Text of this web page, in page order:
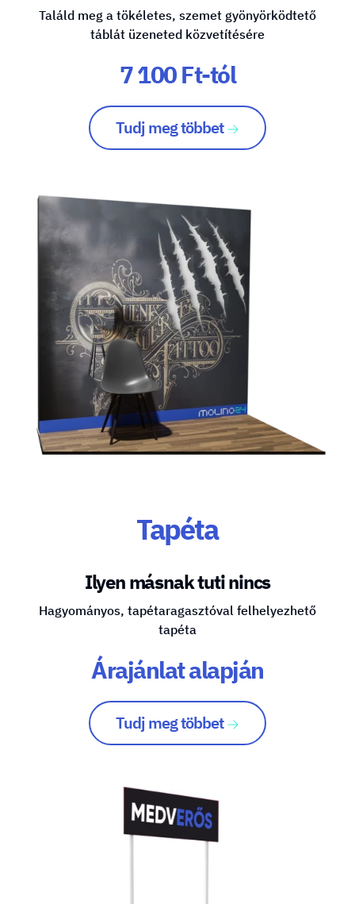
Találd meg a tökéletes, szemet gyönyörködtető
táblát üzeneted közvetítésére
7 100 Ft-tól
Tudj meg többet
Tapéta
Ilyen másnak tuti nincs
Hagyományos, tapétaragasztóval felhelyezhető
tapéta
Árajánlat alapján
Tudj meg többet